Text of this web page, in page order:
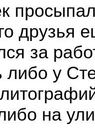
друзья
за
либо у
на